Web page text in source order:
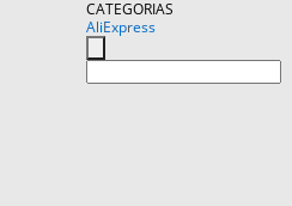
CATEGORIAS
AliExpress